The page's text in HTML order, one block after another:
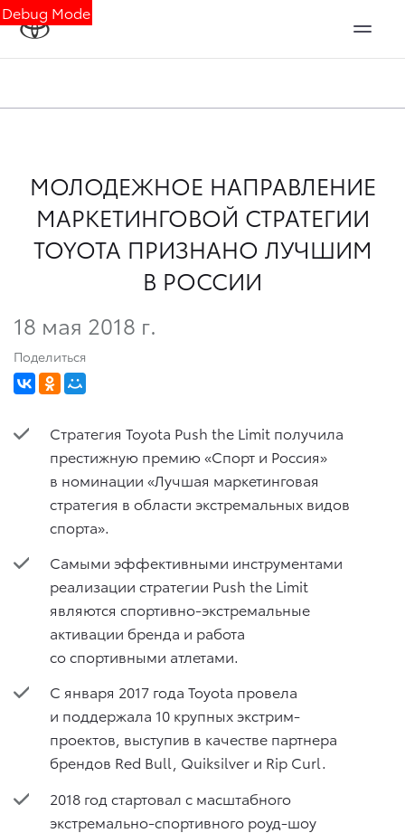
Debug Mode
МОЛОДЕЖНОЕ НАПРАВЛЕНИЕ
МАРКЕТИНГОВОЙ СТРАТЕГИИ
TOYOTA ПРИЗНАНО ЛУЧШИМ
В РОССИИ
18 мая 2018 г.
Поделиться
Стратегия Toyota Push the Limit получила
престижную премию «Спорт и Россия»
в номинации «Лучшая маркетинговая
стратегия в области экстремальных видов
спорта».
Самыми эффективными инструментами
реализации стратегии Push the Limit
являются спортивно-экстремальные
активации бренда и работа
со спортивными атлетами.
С января 2017 года Toyota провела
и поддержала 10 крупных экстрим-
проектов, выступив в качестве партнера
брендов Red Bull, Quiksilver и Rip Curl.
2018 год стартовал с масштабного
экстремально-спортивного роуд-шоу